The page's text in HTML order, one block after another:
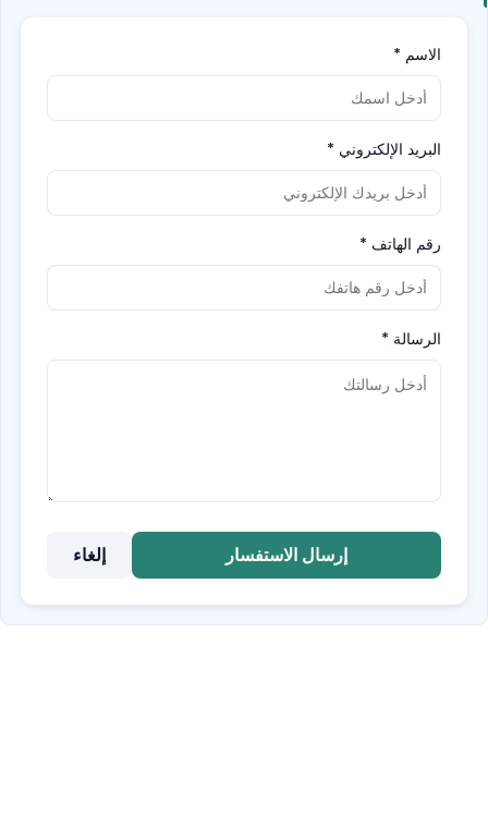
الاسم *
البريد الإلكتروني *
رقم الهاتف *
الرسالة *
إرسال الاستفسار إلغاء